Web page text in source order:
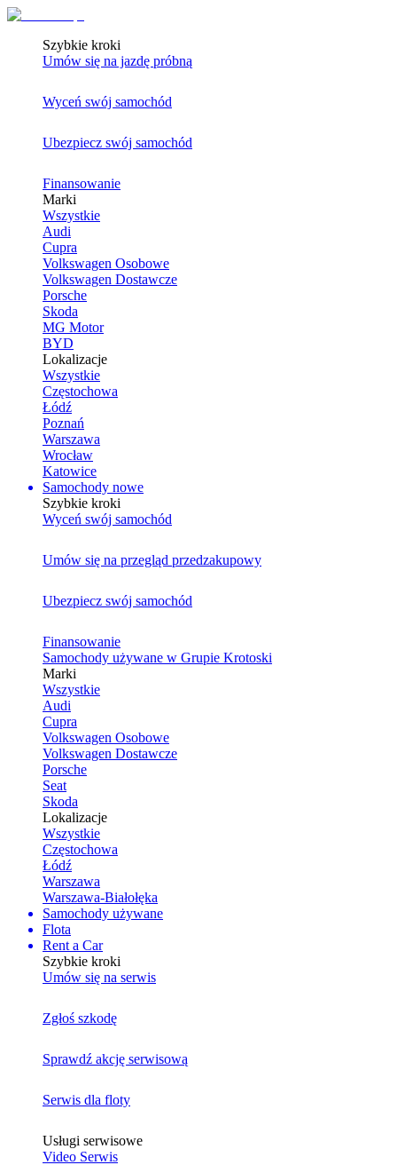
Szybkie kroki
Umów się na jazdę próbną
Wyceń swój samochód
Ubezpiecz swój samochód
Finansowanie
Marki
Wszystkie
Audi
Cupra
Volkswagen Osobowe
Volkswagen Dostawcze
Porsche
Skoda
MG Motor
BYD
Lokalizacje
Wszystkie
Częstochowa
Łódź
Poznań
Warszawa
Wrocław
Katowice
Samochody nowe
Szybkie kroki
Wyceń swój samochód
Umów się na przegląd przedzakupowy
Ubezpiecz swój samochód
Finansowanie
Samochody używane w Grupie Krotoski
Marki
Wszystkie
Audi
Cupra
Volkswagen Osobowe
Volkswagen Dostawcze
Porsche
Seat
Skoda
Lokalizacje
Wszystkie
Częstochowa
Łódź
Warszawa
Warszawa-Białołęka
Samochody używane
Flota
Rent a Car
Szybkie kroki
Umów się na serwis
Zgłoś szkodę
Sprawdź akcję serwisową
Serwis dla floty
Usługi serwisowe
Video Serwis